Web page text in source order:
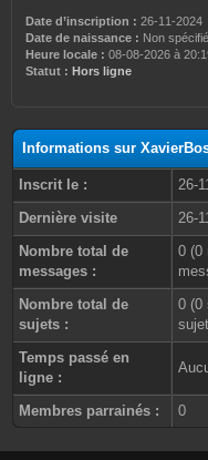
Date d’inscription : 26-11-2024
Date de naissance : Non spécifié
Heure locale : 08-08-2026 à
Statut : Hors ligne
Informations sur
Inscrit le :
26-
Dernière visite
26-
Nombre total de
messages :
0 (0
Nombre total de
sujets :
0 (0
Temps passé en
ligne :
Membres parrainés : 0